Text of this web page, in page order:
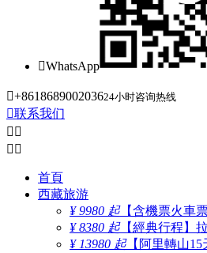
WhatsApp
+861868900203624小时咨询热线
联系我们
 
 
首頁
西藏旅游
¥ 9980 起【含機票火車
¥ 8380 起【經典行程】
¥ 13980 起【阿里轉山15